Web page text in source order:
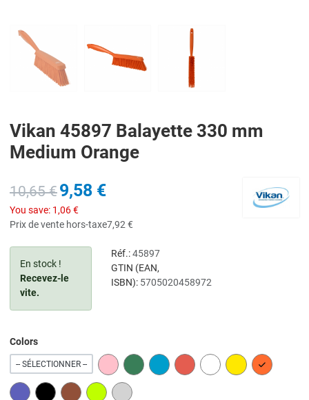
Vikan 45897 Balayette 330 mm
Medium Orange
10,65 €9,58 €
You save: 1,06 €
Prix de vente hors-taxe7,92 €
En stock !
Recevez-le
vite.
Réf.: 45897
GTIN (EAN,
ISBN): 5705020458972
Colors
-- SÉLECTIONNER -- PINK GREEN BLUE RED WHITE YELLOWORANGE
PURPLE BLACK BROWN LIME GREY